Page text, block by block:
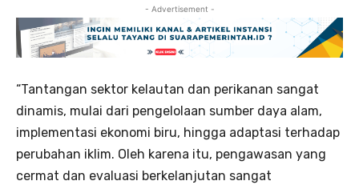
- Advertisement -
“Tantangan sektor kelautan dan perikanan sangat
dinamis, mulai dari pengelolaan sumber daya alam,
implementasi ekonomi biru, hingga adaptasi terhadap
perubahan iklim. Oleh karena itu, pengawasan yang
cermat dan evaluasi berkelanjutan sangat